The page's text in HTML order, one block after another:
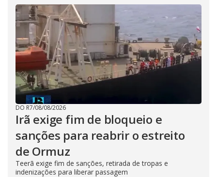
DO R7/08/08/2026
Irã exige fim de bloqueio e
sanções para reabrir o estreito
de Ormuz
Teerã exige fim de sanções, retirada de tropas e
indenizações para liberar passagem